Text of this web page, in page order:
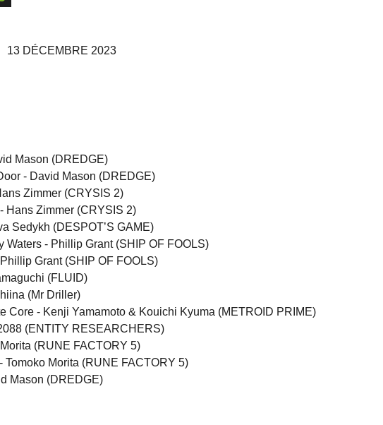
13 DÉCEMBRE 2023
Mason (DREDGE)
- David Mason (DREDGE)
Zimmer (CRYSIS 2)
Hans Zimmer (CRYSIS 2)
Sedykh (DESPOT’S GAME)
Waters - Phillip Grant (SHIP OF FOOLS)
Grant (SHIP OF FOOLS)
(FLUID)
(Mr Driller)
Core - Kenji Yamamoto & Kouichi Kyuma (METROID PRIME)
(ENTITY RESEARCHERS)
(RUNE FACTORY 5)
Tomoko Morita (RUNE FACTORY 5)
Mason (DREDGE)